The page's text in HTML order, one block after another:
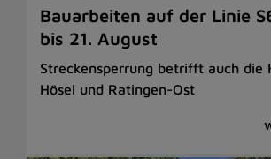
Bauarbeiten auf der Linie
bis 21. August
Streckensperrung betrifft auch die
Hösel und Ratingen-Ost